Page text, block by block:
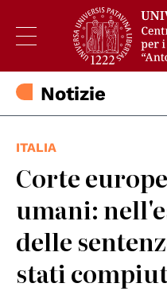
Notizie
ITALIA
Corte
umani:
delle
stati